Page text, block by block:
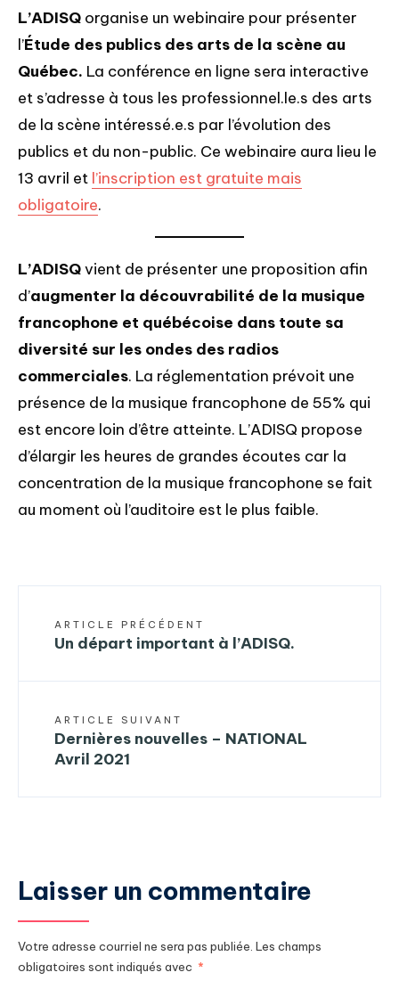
L’ADISQ organise un webinaire pour présenter
l’Étude des publics des arts de la scène au
Québec. La conférence en ligne sera interactive
et s’adresse à tous les professionnel.le.s des arts
de la scène intéressé.e.s par l’évolution des
publics et du non-public. Ce webinaire aura lieu le
13 avril et l’inscription est gratuite mais
obligatoire.
L’ADISQvient de présenter une proposition afin
d’augmenter la découvrabilité de la musique
francophone et québécoise dans toute sa
diversité sur les ondes des radios
commerciales. La réglementation prévoit une
présence de la musique francophone de 55% qui
est encore loin d’être atteinte. L’ADISQ propose
d’élargir les heures de grandes écoutes car la
concentration de la musique francophone se fait
au moment où l’auditoire est le plus faible.
ARTICLE PRÉCÉDENT
Un départ important à l’ADISQ.
ARTICLE SUIVANT
Dernières nouvelles – NATIONAL
Avril 2021
Laisser un commentaire
Votre adresse courriel ne sera pas publiée. Les champs
obligatoires sont indiqués avec *